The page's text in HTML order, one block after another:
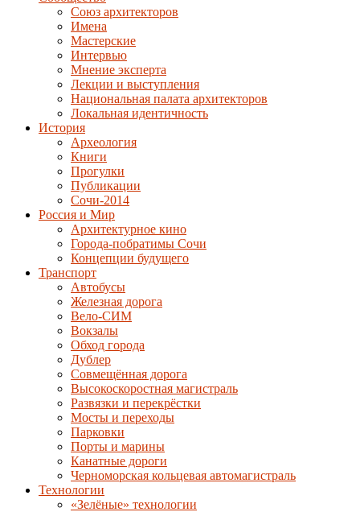
Союз архитекторов
Имена
Мастерские
Интервью
Мнение эксперта
Лекции и выступления
Национальная палата архитекторов
Локальная идентичность
История
Археология
Книги
Прогулки
Публикации
Сочи-2014
Россия и Мир
Архитектурное кино
Города-побратимы Сочи
Концепции будущего
Транспорт
Автобусы
Железная дорога
Вело-СИМ
Вокзалы
Обход города
Дублер
Совмещённая дорога
Высокоскоростная магистраль
Развязки и перекрёстки
Мосты и переходы
Парковки
Порты и марины
Канатные дороги
Черноморская кольцевая автомагистраль
Технологии
«Зелёные» технологии